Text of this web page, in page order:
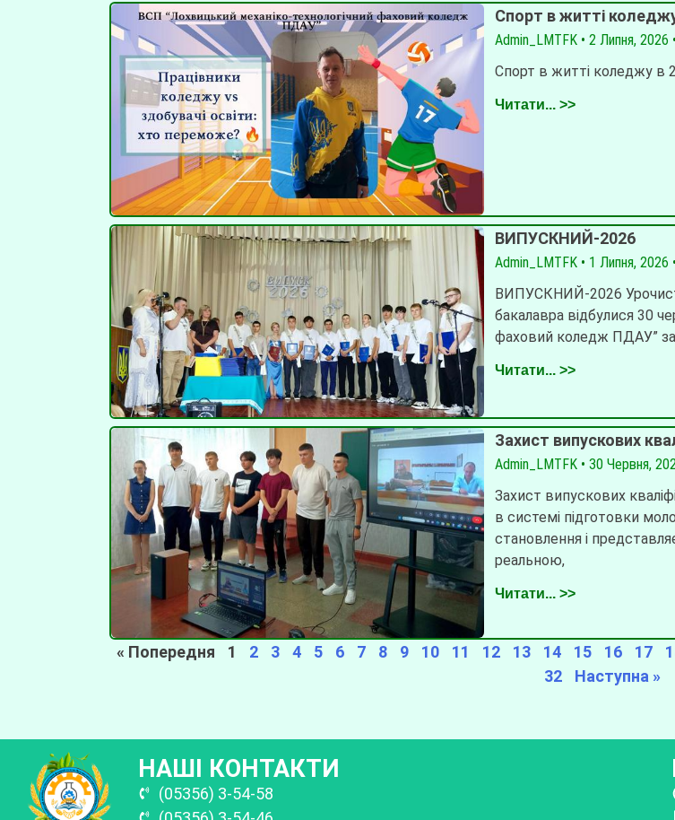
Спорт в житті
Admin_LMTFK 2 Липня, 2026
Спорт в житті коледжу в
Читати... >>
ВИПУСКНИЙ-2026
Admin_LMTFK 1 Липня, 2026
ВИПУСКНИЙ-2026
бакалавра відбулися 30
фаховий коледж ПДАУ” за
Читати... >>
Захист випускових
Admin_LMTFK 30 Червня,
Захист випускових
в системі підготовки
становлення і
реальною,
Читати... >>
« Попередня 1 2 3 4 5 6 7 8 9 10 11 12 13 14 15 16 17
32
Наступна »
НАШІ КОНТАКТИ
(05356) 3-54-58